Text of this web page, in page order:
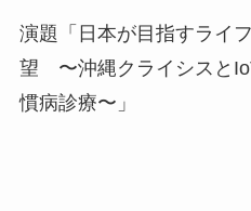
演題「日本が目指すライ
望 〜沖縄クライシスと
慣病診療〜」